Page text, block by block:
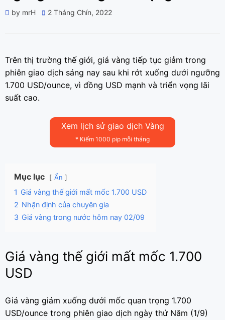
by mrH
Posted
2 Tháng Chín, 2022
Trên thị trường thế giới, giá vàng tiếp tục giảm trong
phiên giao dịch sáng nay sau khi rớt xuống dưới ngưỡng
1.700 USD/ounce, vì đồng USD mạnh và triển vọng lãi
suất cao.
Xem lịch sử giao dịch Vàng
* Kiếm 1000 pip mỗi tháng
Mục lục Ẩn
1 Giá vàng thế giới mất mốc 1.700 USD
2 Nhận định của chuyên gia
3 Giá vàng trong nước hôm nay 02/09
Giá vàng thế giới mất mốc 1.700
USD
Giá vàng giảm xuống dưới mốc quan trọng 1.700
USD/ounce trong phiên giao dịch ngày thứ Năm (1/9)